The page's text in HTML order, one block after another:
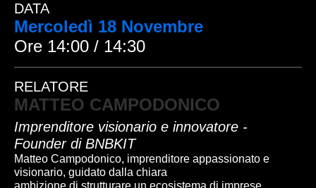
DATA
Mercoledì 18 Novembre
Ore 14:00 / 14:30
RELATORE
MATTEO CAMPODONICO
Imprenditore visionario e innovatore -
Founder di BNBKIT
Matteo Campodonico, imprenditore appassionato e
visionario, guidato dalla chiara
ambizione di strutturare un ecosistema di imprese